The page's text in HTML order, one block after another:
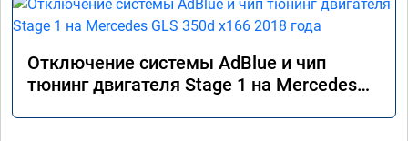
Отключение системы AdBlue и чип
тюнинг двигателя Stage 1 на Mercedes